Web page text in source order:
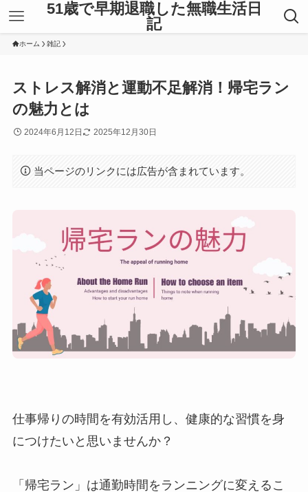
51歳で早期退職した無職生活日
記
ホーム 雑記
ストレス解消と運動不足解消！帰宅ラン
の魅力とは
2024年6月12日 2025年12月30日
当ページのリンクには広告が含まれています。
仕事帰りの時間を有効活用し、健康的な習慣を身
につけたいと思いませんか？
「帰宅ラン」は通勤時間をランニングに変えるこ